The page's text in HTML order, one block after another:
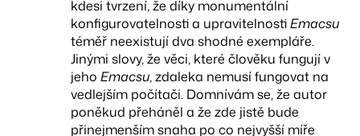
kdesi tvrzení, že díky monumentální
konfigurovatelnosti a upravitelnostiEmacsu
téměř neexistují dva shodné exempláře.
Jinými slovy, že věci, které člověku fungují v
jeho Emacsu, zdaleka nemusí fungovat na
vedlejším počítači. Domnívám se, že autor
poněkud přeháněl a že zde jistě bude
přinejmenším snaha po co nejvyšší míře